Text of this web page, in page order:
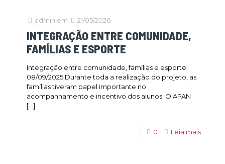
admin em 21/05/2026
INTEGRAÇÃO ENTRE COMUNIDADE,
FAMÍLIAS E ESPORTE
Integração entre comunidade, famílias e esporte
08/09/2025 Durante toda a realização do projeto, as
famílias tiveram papel importante no
acompanhamento e incentivo dos alunos. O APAN
[…]
0 Leia mais